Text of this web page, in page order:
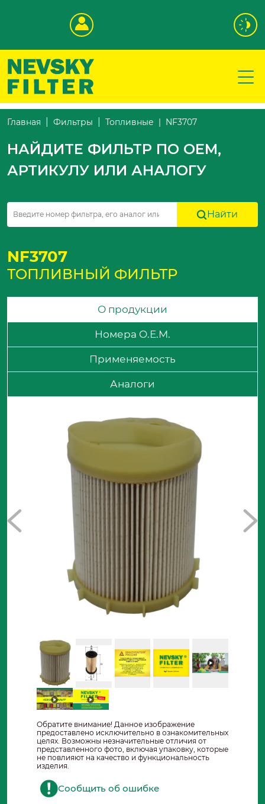
Главная Фильтры Топливные NF3707
НАЙДИТЕ ФИЛЬТР ПО OEM,
АРТИКУЛУ ИЛИ АНАЛОГУ
Найти
NF3707
ТОПЛИВНЫЙ ФИЛЬТР
О продукции
Номера O.E.M.
Применяемость
Аналоги
Обратите внимание! Данное изображение
предоставлено исключительно в ознакомительных
целях. Возможны незначительные отличия от
представленного фото, включая упаковку, которые
не повлияют на качество и функциональность
изделия.
Сообщить об ошибке